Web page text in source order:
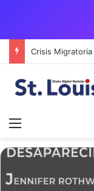
Menú